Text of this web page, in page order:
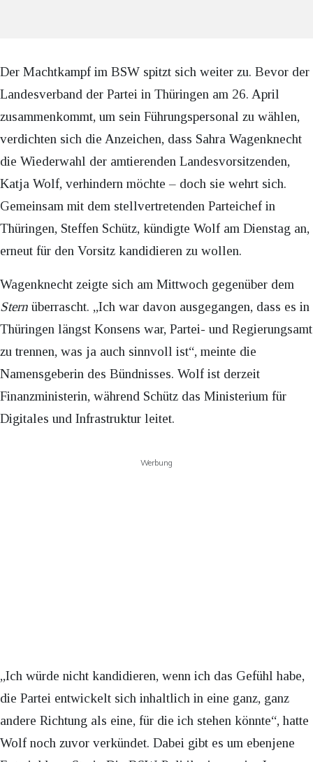
Der Machtkampf im BSW spitzt sich weiter zu. Bevor der
Landesverband der Partei in Thüringen am 26. April
zusammenkommt, um sein Führungspersonal zu wählen,
verdichten sich die Anzeichen, dass Sahra Wagenknecht
die Wiederwahl der amtierenden Landesvorsitzenden,
Katja Wolf, verhindern möchte – doch sie wehrt sich.
Gemeinsam mit dem stellvertretenden Parteichef in
Thüringen, Steffen Schütz, kündigte Wolf am Dienstag an,
erneut für den Vorsitz kandidieren zu wollen.
Wagenknecht zeigte sich am Mittwoch gegenüber dem
Stern überrascht. „Ich war davon ausgegangen, dass es in
Thüringen längst Konsens war, Partei- und Regierungsamt
zu trennen, was ja auch sinnvoll ist“, meinte die
Namensgeberin des Bündnisses. Wolf ist derzeit
Finanzministerin, während Schütz das Ministerium für
Digitales und Infrastruktur leitet.
Werbung
„Ich würde nicht kandidieren, wenn ich das Gefühl habe,
die Partei entwickelt sich inhaltlich in eine ganz, ganz
andere Richtung als eine, für die ich stehen könnte“, hatte
Wolf noch zuvor verkündet. Dabei gibt es um ebenjene